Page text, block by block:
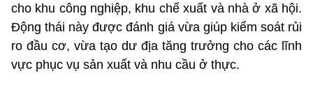
cho khu công nghiệp, khu chế xuất và nhà ở xã hội.
Động thái này được đánh giá vừa giúp kiểm soát rủi
ro đầu cơ, vừa tạo dư địa tăng trưởng cho các lĩnh
vực phục vụ sản xuất và nhu cầu ở thực.